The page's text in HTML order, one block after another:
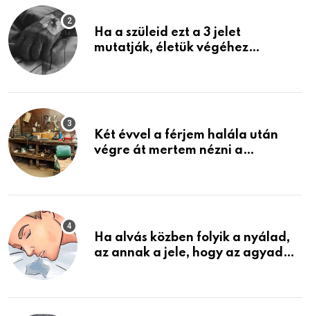
Ha a szüleid ezt a 3 jelet
mutatják, életük végéhez
Két évvel a férjem halála után
végre át mertem nézni a
életemet
Ha alvás közben folyik a nyálad,
az annak a jele, hogy az agyad…